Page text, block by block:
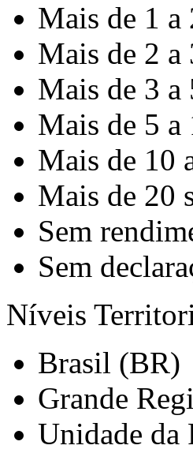
Mais de 1 a
Mais de 2 a
Mais de 3 a
Mais de 5 a
Mais de 10
Mais de 20
Sem
Sem
Níveis
Brasil (BR)
Grande
Unidade da